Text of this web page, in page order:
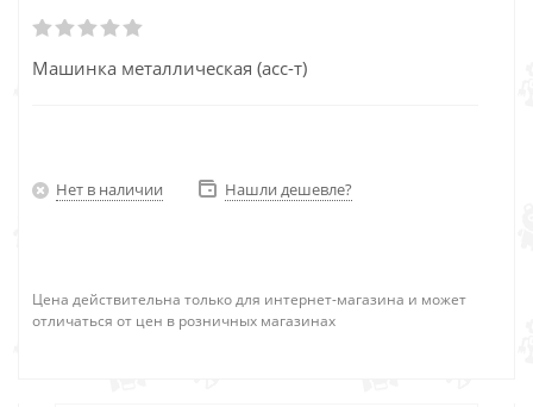
Машинка металлическая (асс-т)
Нет в наличии Нашли дешевле?
Цена действительна только для интернет-магазина и может
отличаться от цен в розничных магазинах